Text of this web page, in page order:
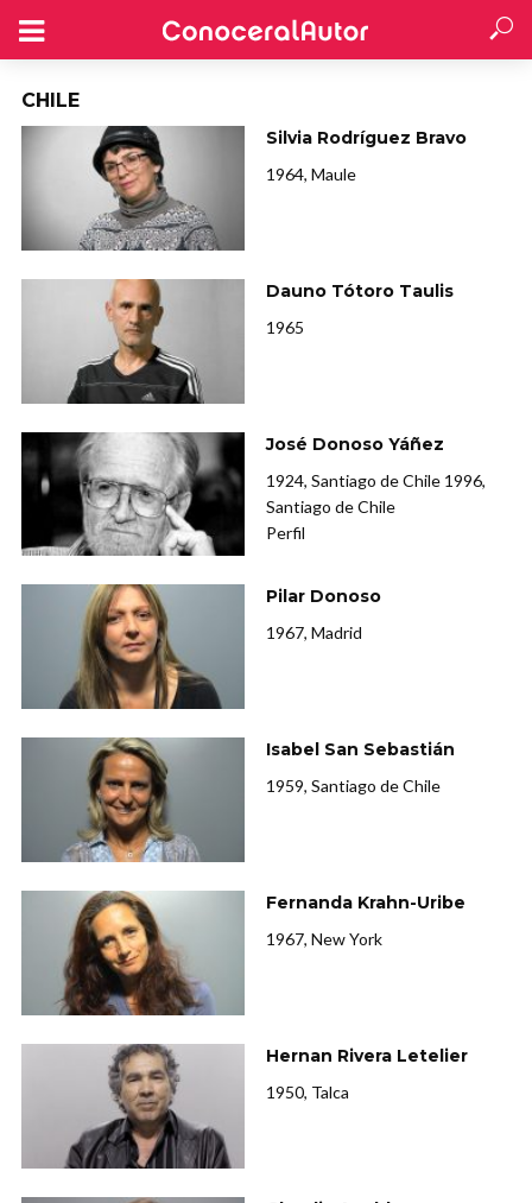
CHILE
Silvia Rodríguez Bravo
1964, Maule
Dauno Tótoro Taulis
1965
José Donoso Yáñez
1924, Santiago de Chile 1996,
Santiago de Chile
Perfil
Pilar Donoso
1967, Madrid
Isabel San Sebastián
1959, Santiago de Chile
Fernanda Krahn-Uribe
1967, New York
Hernan Rivera Letelier
1950, Talca